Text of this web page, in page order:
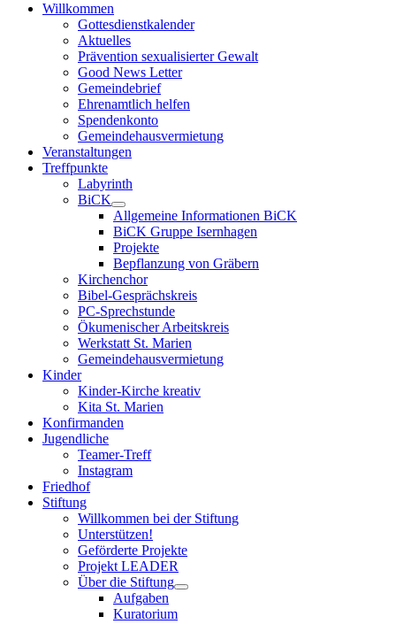
Willkommen
Gottesdienstkalender
Aktuelles
Prävention sexualisierter Gewalt
Good News Letter
Gemeindebrief
Ehrenamtlich helfen
Spendenkonto
Gemeindehausvermietung
Veranstaltungen
Treffpunkte
Labyrinth
BiCK
Allgemeine Informationen BiCK
BiCK Gruppe Isernhagen
Projekte
Bepflanzung von Gräbern
Kirchenchor
Bibel-Gesprächskreis
PC-Sprechstunde
Ökumenischer Arbeitskreis
Werkstatt St. Marien
Gemeindehausvermietung
Kinder
Kinder-Kirche kreativ
Kita St. Marien
Konfirmanden
Jugendliche
Teamer-Treff
Instagram
Friedhof
Stiftung
Willkommen bei der Stiftung
Unterstützen!
Geförderte Projekte
Projekt LEADER
Über die Stiftung
Aufgaben
Kuratorium